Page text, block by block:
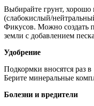
Выбирайте грунт,
(слабокислый/
Фикусов. Можно создать
земли с добавлением
Удобрение
Подкормки вносятся раз
Берите минеральные
Болезни и вредители